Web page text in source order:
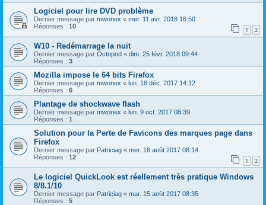
Logiciel pour lire DVD problème
Dernier message par mwonex « mer. 11 avr. 2018 16:50
Réponses : 10 1 2
W10 - Redémarrage la nuit
Dernier message par Octopod « dim. 25 févr. 2018 09:44
Réponses : 3
Mozilla impose le 64 bits Firefox
Dernier message par mwonex « lun. 18 déc. 2017 14:12
Réponses : 6
Plantage de shockwave flash
Dernier message par mwonex « lun. 9 oct. 2017 08:39
Réponses : 1
Solution pour la Perte de Favicons des marques page dans
Firefox
Dernier message par Patriciag « mer. 16 août 2017 08:14
Réponses : 12 1 2
Le logiciel QuickLook est réellement très pratique Windows
8/8.1/10
Dernier message par Patriciag « mar. 15 août 2017 08:35
Réponses : 5